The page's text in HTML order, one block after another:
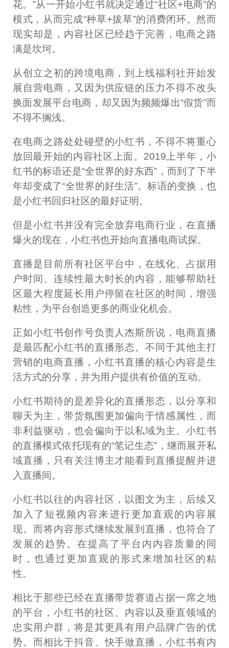
花。”从一开始小红书就决定通过“社区+电商”的
模式，从而完成“种草+拔草”的消费闭环。然而
现实却是，内容社区已经趋于完善，电商之路
满是坎坷。
从创立之初的跨境电商，到上线福利社开始发
展自营电商，又因为供应链的压力不得不改头
换面发展平台电商，却又因为频频爆出“假货”而
不得不搁浅。
在电商之路处处碰壁的小红书，不得不将重心
放回最开始的内容社区上面。2019上半年，小
红书的标语还是“全世界的好东西”，而到了下半
年却变成了“全世界的好生活”。标语的变换，也
是小红书回归社区的最好证明。
但是小红书并没有完全放弃电商行业，在直播
爆火的现在，小红书也开始向直播电商试探。
直播是目前所有社区平台中，在线化、占据用
户时间、连续性最大时长的内容，能够帮助社
区最大程度延长用户停留在社区的时间，增强
粘性，为平台创造更多的商业化机会。
正如小红书创作号负责人杰斯所说，电商直播
是最匹配小红书的直播形态。不同于其他主打
营销的电商直播，小红书直播的核心内容是生
活方式的分享，并为用户提供有价值的互动。
小红书期待的是差异化的直播形态，以分享和
聊天为主，带货氛围更加偏向于情感属性，而
非利益驱动，也会偏向于以私域为主。小红书
的直播模式依托现有的“笔记生态”，继而展开私
域直播，只有关注博主才能看到直播提醒并进
入直播间。
小红书以往的内容社区，以图文为主，后续又
加入了短视频内容来进行更加直观的内容展
现。而将内容形式继续发展到直播，也符合了
发展的趋势。在提高了平台内内容质量的同
时，也通过更加直观的形式来增加社区的粘
性。
相比于那些已经在直播带货赛道占据一席之地
的平台，小红书的社区、内容以及垂直领域的
忠实用户群，将是其更具有用户品牌广告的优
势。而相比于抖音、快手做直播，小红书有内